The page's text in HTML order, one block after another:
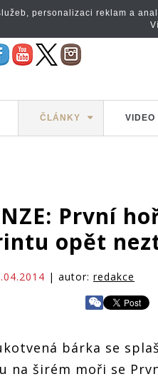
ČLÁNKY VIDEO
První
opět
| autor: redakce
bárka se
na širém moři se
personalizaci reklam a